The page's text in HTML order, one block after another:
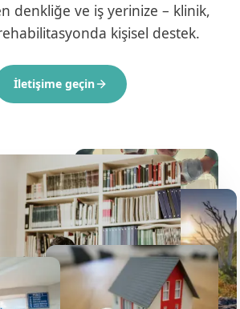
denkliğe ve iş yerinize – klinik,
kişisel destek.
İletişime geçin